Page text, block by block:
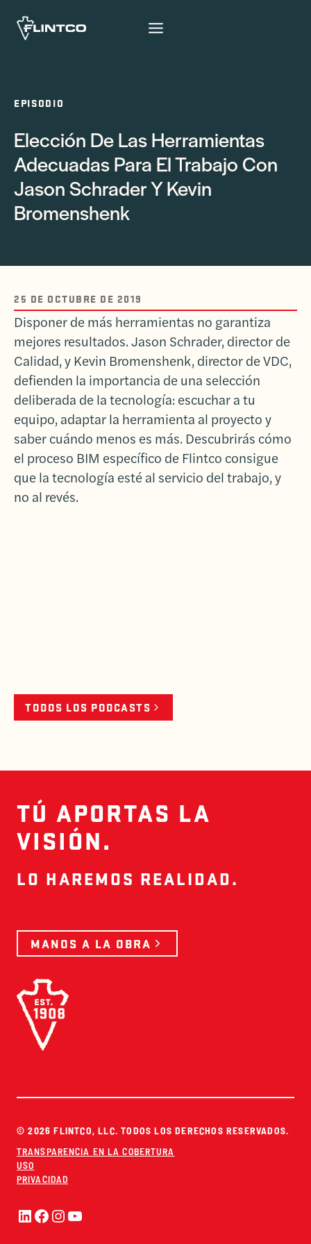
EPISODIO
Elección De Las Herramientas
Adecuadas Para El Trabajo Con
Jason Schrader Y Kevin
Bromenshenk
25 DE OCTUBRE DE 2019
Disponer de más herramientas no garantiza
mejores resultados. Jason Schrader, director de
Calidad, y Kevin Bromenshenk, director de VDC,
defienden la importancia de una selección
deliberada de la tecnología: escuchar a tu
equipo, adaptar la herramienta al proyecto y
saber cuándo menos es más. Descubrirás cómo
el proceso BIM específico de Flintco consigue
que la tecnología esté al servicio del trabajo, y
no al revés.
TODOS LOS PODCASTS
TÚ APORTAS LA
VISIÓN.
LO HAREMOS REALIDAD.
MANOS A LA OBRA
© 2026 FLINTCO, LLC. TODOS LOS DERECHOS RESERVADOS.
TRANSPARENCIA EN LA COBERTURA
USO
PRIVACIDAD
LinkedIn
Facebook
Instagram
YouTube